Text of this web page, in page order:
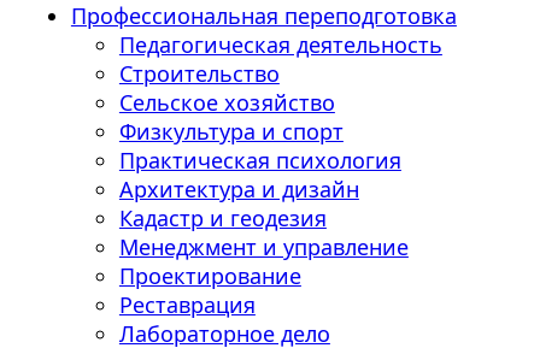
Профессиональная переподготовка
Педагогическая деятельность
Строительство
Сельское хозяйство
Физкультура и спорт
Практическая психология
Архитектура и дизайн
Кадастр и геодезия
Менеджмент и управление
Проектирование
Реставрация
Лабораторное дело